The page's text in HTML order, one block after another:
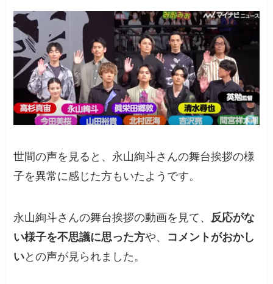
世間の声を見ると、永山絢斗さんの舞台挨拶の様
子を異常に感じた方もいたようです。
永山絢斗さんの舞台挨拶の動画を見て、 反応がな
い様子を不思議に思った方や、 コメントがおかし
いとの声が見られました。